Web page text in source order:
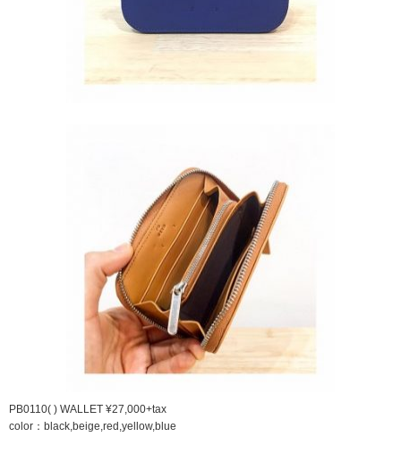
PB0110( ) WALLET ¥27,000+tax
color：black,beige,red,yellow,blue